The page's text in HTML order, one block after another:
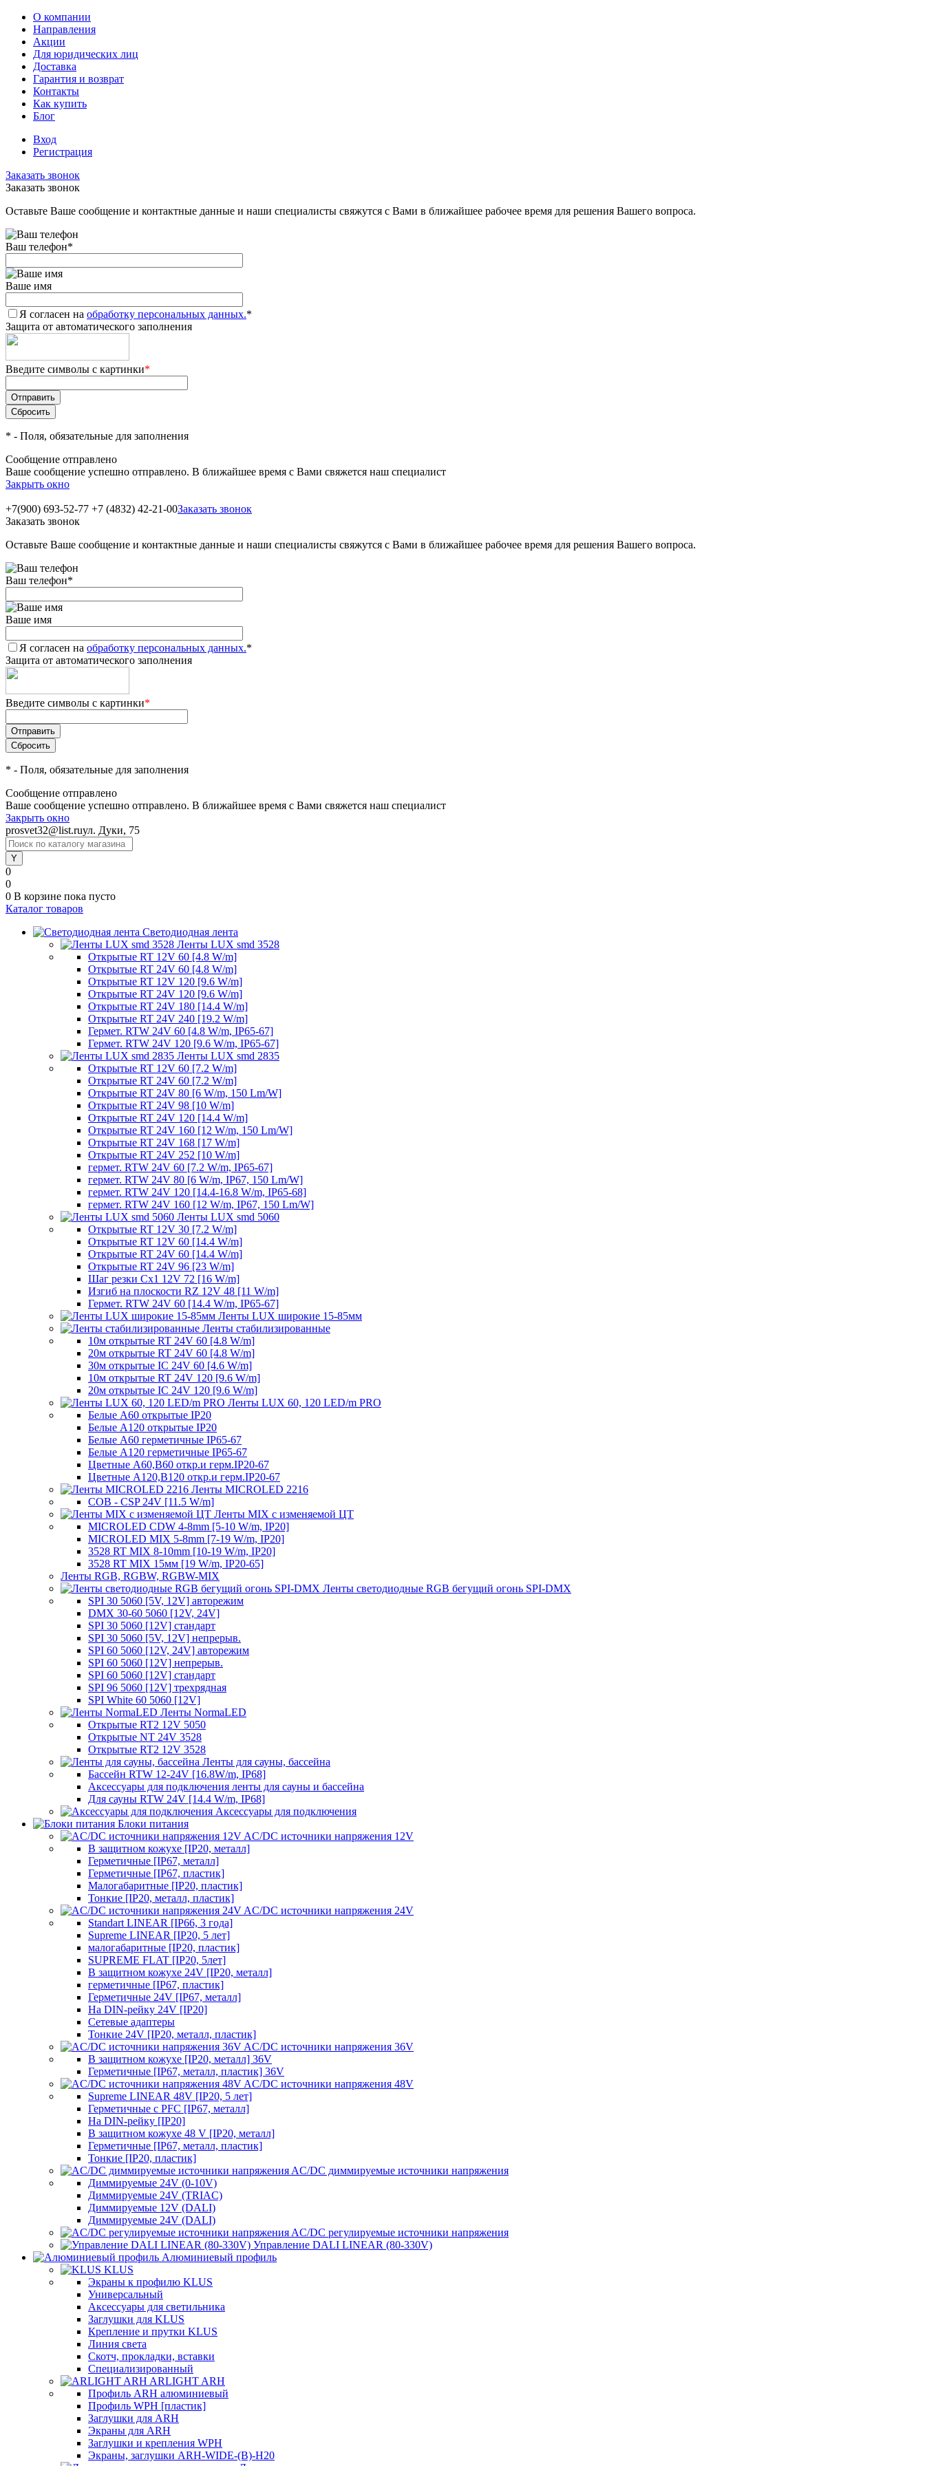
О компании
Направления
Акции
Для юридических лиц
Доставка
Гарантия и возврат
Контакты
Как купить
Блог
Вход
Регистрация
Заказать звонок
Заказать звонок
Оставьте Ваше сообщение и контактные данные и наши специалисты свяжутся с Вами в ближайшее рабочее время для решения Вашего вопроса.
Ваш телефон*
Ваше имя
Я согласен на обработку персональных данных.*
Защита от автоматического заполнения
Введите символы с картинки*
* - Поля, обязательные для заполнения
Сообщение отправлено
Ваше сообщение успешно отправлено. В ближайшее время с Вами свяжется наш специалист
Закрыть окно
+7(900) 693-52-77 +7 (4832) 42-21-00Заказать звонок
Заказать звонок
Оставьте Ваше сообщение и контактные данные и наши специалисты свяжутся с Вами в ближайшее рабочее время для решения Вашего вопроса.
Ваш телефон*
Ваше имя
Я согласен на обработку персональных данных.*
Защита от автоматического заполнения
Введите символы с картинки*
* - Поля, обязательные для заполнения
Сообщение отправлено
Ваше сообщение успешно отправлено. В ближайшее время с Вами свяжется наш специалист
Закрыть окно
prosvet32@list.ruул. Дуки, 75
0
0
0 В корзине пока пусто
Каталог товаров
Светодиодная лента
Ленты LUX smd 3528
Открытые RT 12V 60 [4.8 W/m]
Открытые RT 24V 60 [4.8 W/m]
Открытые RT 12V 120 [9.6 W/m]
Открытые RT 24V 120 [9.6 W/m]
Открытые RT 24V 180 [14.4 W/m]
Открытые RT 24V 240 [19.2 W/m]
Гермет. RTW 24V 60 [4.8 W/m, IP65-67]
Гермет. RTW 24V 120 [9.6 W/m, IP65-67]
Ленты LUX smd 2835
Открытые RT 12V 60 [7.2 W/m]
Открытые RT 24V 60 [7.2 W/m]
Открытые RT 24V 80 [6 W/m, 150 Lm/W]
Открытые RT 24V 98 [10 W/m]
Открытые RT 24V 120 [14.4 W/m]
Открытые RT 24V 160 [12 W/m, 150 Lm/W]
Открытые RT 24V 168 [17 W/m]
Открытые RT 24V 252 [10 W/m]
гермет. RTW 24V 60 [7.2 W/m, IP65-67]
гермет. RTW 24V 80 [6 W/m, IP67, 150 Lm/W]
гермет. RTW 24V 120 [14.4-16.8 W/m, IP65-68]
гермет. RTW 24V 160 [12 W/m, IP67, 150 Lm/W]
Ленты LUX smd 5060
Открытые RT 12V 30 [7.2 W/m]
Открытые RT 12V 60 [14.4 W/m]
Открытые RT 24V 60 [14.4 W/m]
Открытые RT 24V 96 [23 W/m]
Шаг резки Cx1 12V 72 [16 W/m]
Изгиб на плоскости RZ 12V 48 [11 W/m]
Гермет. RTW 24V 60 [14.4 W/m, IP65-67]
Ленты LUX широкие 15-85мм
Ленты стабилизированные
10м открытые RT 24V 60 [4.8 W/m]
20м открытые RT 24V 60 [4.8 W/m]
30м открытые IC 24V 60 [4.6 W/m]
10м открытые RT 24V 120 [9.6 W/m]
20м открытые IC 24V 120 [9.6 W/m]
Ленты LUX 60, 120 LED/m PRO
Белые A60 открытые IP20
Белые A120 открытые IP20
Белые A60 герметичные IP65-67
Белые A120 герметичные IP65-67
Цветные A60,B60 откр.и герм.IP20-67
Цветные A120,B120 откр.и герм.IP20-67
Ленты MICROLED 2216
COB - CSP 24V [11.5 W/m]
Ленты MIX с изменяемой ЦТ
MICROLED CDW 4-8mm [5-10 W/m, IP20]
MICROLED MIX 5-8mm [7-19 W/m, IP20]
3528 RT MIX 8-10mm [10-19 W/m, IP20]
3528 RT MIX 15мм [19 W/m, IP20-65]
Ленты RGB, RGBW, RGBW-MIX
Ленты светодиодные RGB бегущий огонь SPI-DMX
SPI 30 5060 [5V, 12V] авторежим
DMX 30-60 5060 [12V, 24V]
SPI 30 5060 [12V] стандарт
SPI 30 5060 [5V, 12V] непрерыв.
SPI 60 5060 [12V, 24V] авторежим
SPI 60 5060 [12V] непрерыв.
SPI 60 5060 [12V] стандарт
SPI 96 5060 [12V] трехрядная
SPI White 60 5060 [12V]
Ленты NormaLED
Открытые RT2 12V 5050
Открытые NT 24V 3528
Открытые RT2 12V 3528
Ленты для сауны, бассейна
Бассейн RTW 12-24V [16.8W/m, IP68]
Аксессуары для подключения ленты для сауны и бассейна
Для сауны RTW 24V [14.4 W/m, IP68]
Аксессуары для подключения
Блоки питания
AC/DC источники напряжения 12V
В защитном кожухе [IP20, металл]
Герметичные [IP67, металл]
Герметичные [IP67, пластик]
Малогабаритные [IP20, пластик]
Тонкие [IP20, металл, пластик]
AC/DC источники напряжения 24V
Standart LINEAR [IP66, 3 года]
Supreme LINEAR [IP20, 5 лет]
малогабаритные [IP20, пластик]
SUPREME FLAT [IP20, 5лет]
В защитном кожухе 24V [IP20, металл]
герметичные [IP67, пластик]
Герметичные 24V [IP67, металл]
На DIN-рейку 24V [IP20]
Сетевые адаптеры
Тонкие 24V [IP20, металл, пластик]
AC/DC источники напряжения 36V
В защитном кожухе [IP20, металл] 36V
Герметичные [IP67, металл, пластик] 36V
AC/DC источники напряжения 48V
Supreme LINEAR 48V [IP20, 5 лет]
Герметичные с PFC [IP67, металл]
На DIN-рейку [IP20]
В защитном кожухе 48 V [IP20, металл]
Герметичные [IP67, металл, пластик]
Тонкие [IP20, пластик]
AC/DC диммируемые источники напряжения
Диммируемые 24V (0-10V)
Диммируемые 24V (TRIAC)
Диммируемые 12V (DALI)
Диммируемые 24V (DALI)
AC/DC регулируемые источники напряжения
Управление DALI LINEAR (80-330V)
Алюминиевый профиль
KLUS
Экраны к профилю KLUS
Универсальный
Аксессуары для светильника
Заглушки для KLUS
Крепление и прутки KLUS
Линия света
Скотч, прокладки, вставки
Специализированный
ARLIGHT ARH
Профиль ARH алюминиевый
Профиль WPH [пластик]
Заглушки для ARH
Экраны для ARH
Заглушки и крепления WPH
Экраны, заглушки ARH-WIDE-(B)-H20